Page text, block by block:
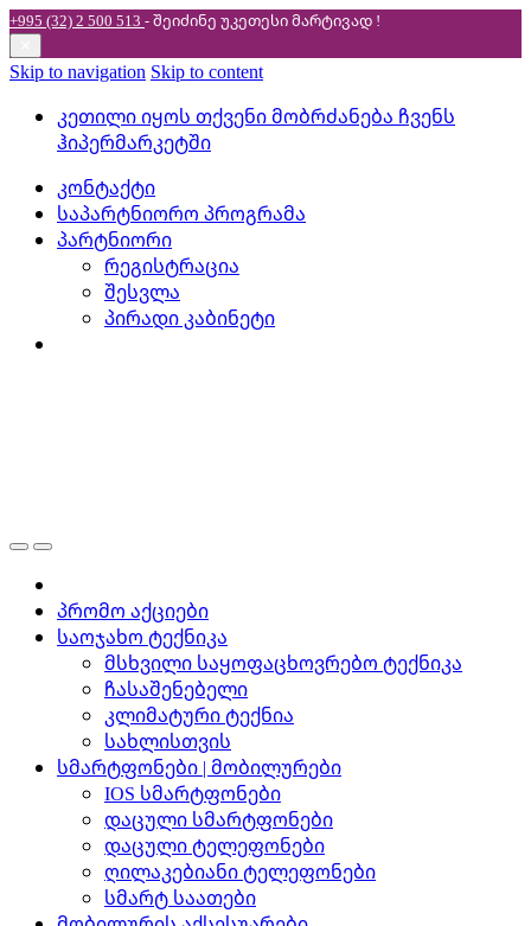
+995 (32) 2 500 513 - შეიძინე უკეთესიმარტივად !
Skip to navigation Skip to content
კეთილი იყოს თქვენი მობრძანება ჩვენს
ჰიპერმარკეტში
კონტაქტი
საპარტნიორო პროგრამა
პარტნიორი
რეგისტრაცია
შესვლა
პირადი კაბინეტი
პრომო აქციები
საოჯახო ტექნიკა
მსხვილი საყოფაცხოვრებო ტექნიკა
ჩასაშენებელი
კლიმატური ტექნია
სახლისთვის
სმარტფონები | მობილურები
IOS სმარტფონები
დაცული სმარტფონები
დაცული ტელეფონები
ღილაკებიანი ტელეფონები
სმარტ საათები